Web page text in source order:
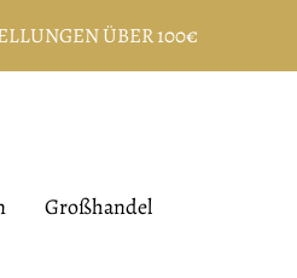
ÜBER 100€
Großhandel